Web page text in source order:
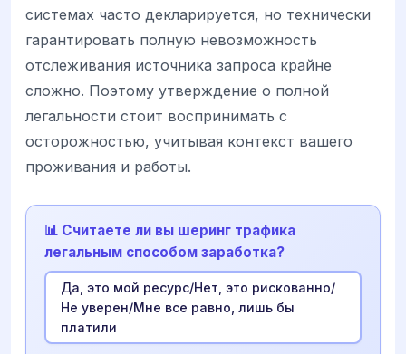
системах часто декларируется, но технически
гарантировать полную невозможность
отслеживания источника запроса крайне
сложно. Поэтому утверждение о полной
легальности стоит воспринимать с
осторожностью, учитывая контекст вашего
проживания и работы.
📊 Считаете ли вы шеринг трафика
легальным способом заработка?
Да, это мой ресурс/Нет, это рискованно/
Не уверен/Мне все равно, лишь бы
платили